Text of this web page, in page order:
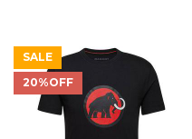
SALE
20%OFF